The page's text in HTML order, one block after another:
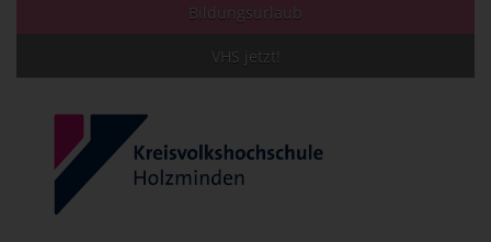
Bildungsurlaub
VHS jetzt!